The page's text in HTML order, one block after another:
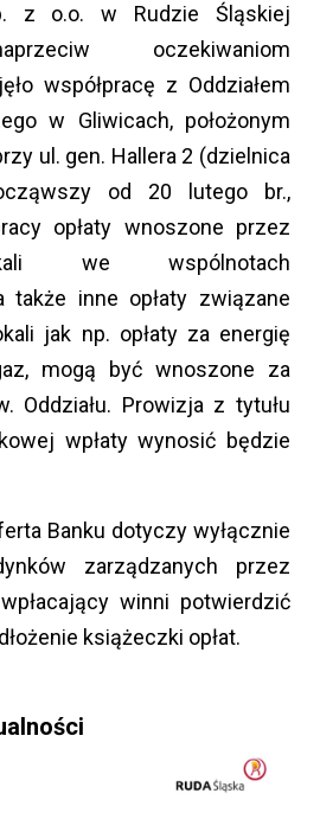
z o.o. w Rudzie Śląskiej
oczekiwaniom
współpracę z Oddziałem
w Gliwicach, położonym
ul. gen. Hallera 2 (dzielnica
od 20 lutego br.,
opłaty wnoszone przez
we wspólnotach
także inne opłaty związane
jak np. opłaty za energię
mogą być wnoszone za
Oddziału. Prowizja z tytułu
wpłaty wynosić będzie
Banku dotyczy wyłącznie
zarządzanych przez
winni potwierdzić
książeczki opłat.